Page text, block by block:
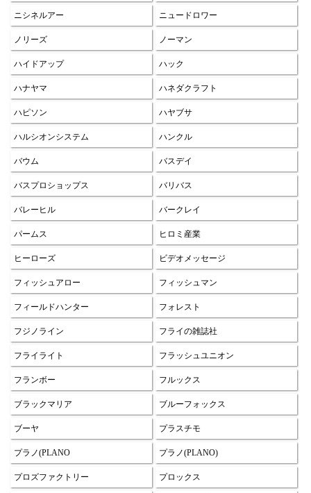
ニシネルアー ニュードロワー
ノリーズ ノーマン
ハイドアップ ハック
ハナヤマ ハネダクラフト
ハピソン ハヤブサ
ハルシオンシステム ハンクル
バウム バスデイ
バスプロショップス バリバス
バレーヒル バークレイ
パームス ヒロミ産業
ヒーローズ ビデオメッセージ
フィッシュアロー フィッシュマン
フィールドハンター フォレスト
フジノライン フライの雑誌社
フライライト フラッシュユニオン
フランボー フルックス
ブラックマリア ブルーフォックス
ブーヤ プラスチモ
プラノ(PLANO プラノ(PLANO)
プロズファクトリー プロックス